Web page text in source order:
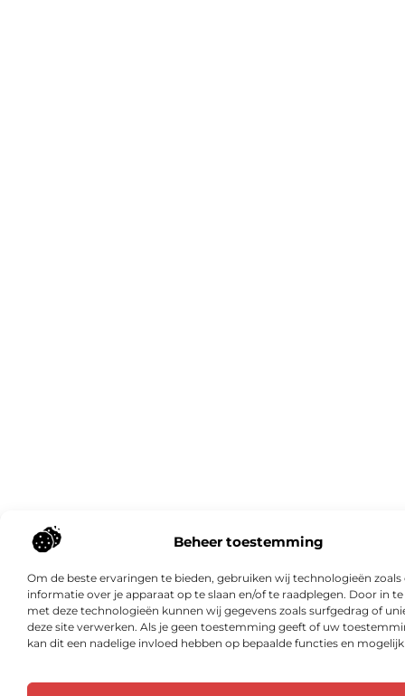
Beheer toestemming
Om de beste ervaringen te bieden, gebruiken wij technologieën
informatie over je apparaat op te slaan en/of te raadplegen. Door in
met deze technologieën kunnen wij gegevens zoals surfgedrag of
deze site verwerken. Als je geen toestemming geeft of uw
kan dit een nadelige invloed hebben op bepaalde functies en